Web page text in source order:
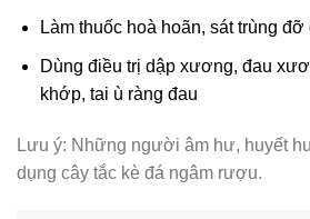
Làm thuốc hoà hoãn, sát trùng đỡ
Dùng điều trị dập xương, đau
khớp, tai ù ràng đau
Lưu ý: Những người âm hư, huyết
dụng cây tắc kè đá ngâm rượu.